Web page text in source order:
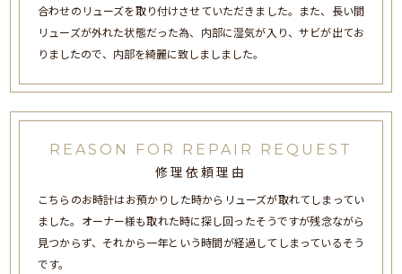
合わせのリューズを取り付けさせていただきました。また、長い間
リューズが外れた状態だった為、内部に湿気が入り、サビが出てお
りましたので、内部を綺麗に致しましました。
REASON FOR REPAIR REQUEST
修理依頼理由
こちらのお時計はお預かりした時からリューズが取れてしまってい
ました。オーナー様も取れた時に探し回ったそうですが残念ながら
見つからず、それから一年という時間が経過してしまっているそう
です。